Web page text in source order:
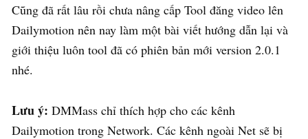
Cũng đã rất lâu rồi chưa nâng cấp Tool đăng video lên
Dailymotion nên nay làm một bài viết hướng dẫn lại và
giới thiệu luôn tool đã có phiên bản mới version 2.0.1
nhé.
Lưu ý: DMMass chỉ thích hợp cho các kênh
Dailymotion trong Network. Các kênh ngoài Net sẽ bị